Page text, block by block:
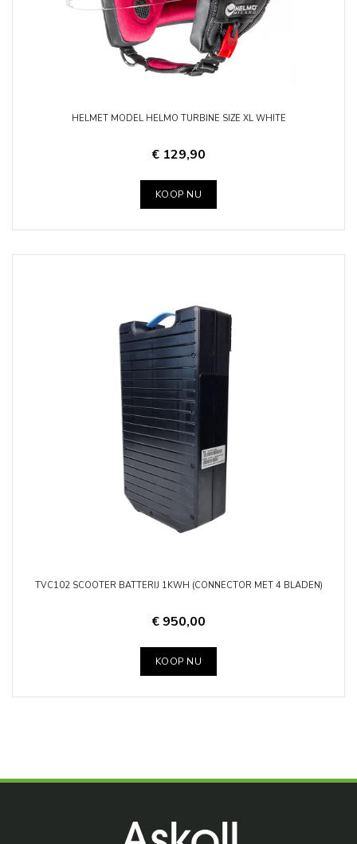
HELMET MODEL HELMO TURBINE SIZE XL WHITE
€ 129,90
KOOP NU
TVC102 SCOOTER BATTERIJ 1KWH (CONNECTOR MET 4 BLADEN)
€ 950,00
KOOP NU